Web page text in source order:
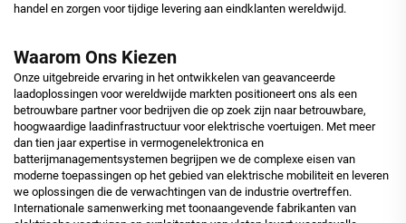
handel en zorgen voor tijdige levering aan eindklanten wereldwijd.
Waarom Ons Kiezen
Onze uitgebreide ervaring in het ontwikkelen van geavanceerde
laadoplossingen voor wereldwijde markten positioneert ons als een
betrouwbare partner voor bedrijven die op zoek zijn naar betrouwbare,
hoogwaardige laadinfrastructuur voor elektrische voertuigen. Met meer
dan tien jaar expertise in vermogenelektronica en
batterijmanagementsystemen begrijpen we de complexe eisen van
moderne toepassingen op het gebied van elektrische mobiliteit en leveren
we oplossingen die de verwachtingen van de industrie overtreffen.
Internationale samenwerking met toonaangevende fabrikanten van